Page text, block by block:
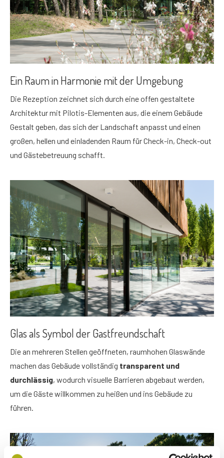
Ein Raum in Harmonie mit der Umgebung
Die Rezeption zeichnet sich durch eine offen gestaltete
Architektur mit Pilotis-Elementen aus, die einem Gebäude
Gestalt geben, das sich der Landschaft anpasst und einen
großen, hellen und einladenden Raum für Check-in, Check-out
und Gästebetreuung schafft.
Glas als Symbol der Gastfreundschaft
Die an mehreren Stellen geöffneten, raumhohen Glaswände
machen das Gebäude vollständig transparent und
durchlässig, wodurch visuelle Barrieren abgebaut werden,
um die Gäste willkommen zu heißen und ins Gebäude zu
führen.